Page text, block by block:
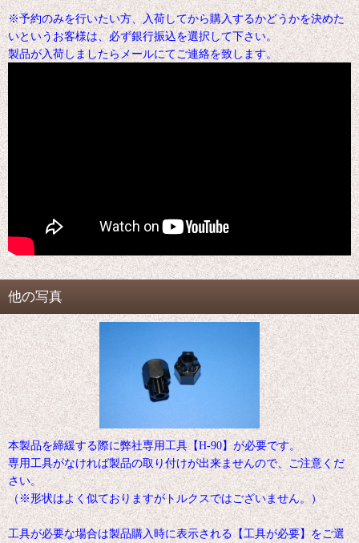
※予約のみを行いたい方、入荷してから購入するかどうかを決めた
いというお客様は、必ず銀行振込を選択して下さい。
製品が入荷しましたらメールにてご連絡を致します。
他の写真
本製品を締緩する際に弊社専用工具【H-90】が必要です。
専用工具がなければ製品の取り付けが出来ませんので、ご注意くだ
さい。
（※形状はよく似ておりますがトルクスではございません。）
工具が必要な場合は製品購入時に表示される【工具が必要】をご選